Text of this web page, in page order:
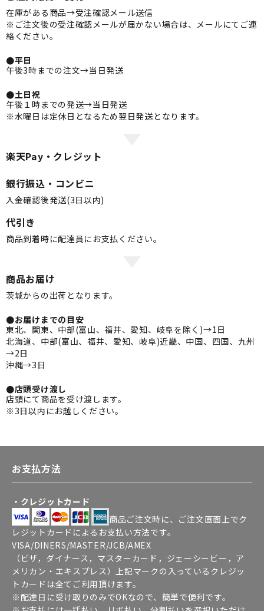
在庫がある商品→受注確認メール送信
※ご注文後の受注確認メールが届かない場合は、メールにてご連
絡ください。
●平日
午後3時までの注文→当日発送
●土日祝
午後１時までの発送→当日発送
※水曜日は定休日となるため翌日発送となります。
楽天Pay・クレジット
銀行振込・コンビニ
入金確認後発送(3日以内)
代引き
商品到着時に配達員にお支払ください。
商品お届け
茨城からの出荷となります。
●お届けまでの目安
東北、関東、中部(富山、福井、愛知、岐阜を除く)→1日
北海道、中部(富山、福井、愛知、岐阜)近畿、中国、四国、九州
→2日
沖縄→3日
●店頭受け渡し
店頭にて商品を受け渡します。
※3日以内にお越しください。
お支払方法
・クレジットカード
商品ご注文時に、ご注文画面上でク
レジットカードによるお支払い方法です。
VISA/DINERS/MASTER/JCB/AMEX
（ビザ，ダイナース，マスターカード，ジェーシービー，ア
メリカン・エキスプレス）上記マークの入っているクレジッ
トカードは全てご利用頂けます。
※配達日に受け取りのみでOKなので、簡単で便利です。